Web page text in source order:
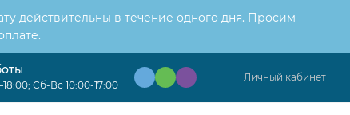
действительны в течение одного дня. Просим
Сб-Вс 10:00-17:00
Личный кабинет